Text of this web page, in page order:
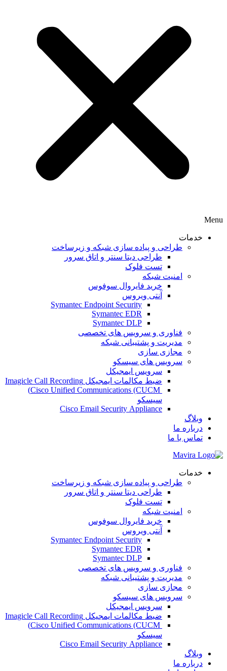
Menu
خدمات
طراحی و پیاده سازی شبکه و زیرساخت
طراحی دیتا سنتر و اتاق سرور
تست فلوک
امنیت شبکه
خرید فایروال سوفوس
آنتی ویروس
Symantec Endpoint Security
Symantec EDR
Symantec DLP
فناوری و سرویس های تخصصی
مدیریت و پشتیبانی شبکه
مجازی سازی
سرویس های سیسکو
سرویس ایمجیکل
ضبط مکالمات ایمجیکل Imagicle Call Recording
Cisco Unified Communications (CUCM)
سیسکو
Cisco Email Security Appliance
وبلاگ
درباره ما
تماس با ما
خدمات
طراحی و پیاده سازی شبکه و زیرساخت
طراحی دیتا سنتر و اتاق سرور
تست فلوک
امنیت شبکه
خرید فایروال سوفوس
آنتی ویروس
Symantec Endpoint Security
Symantec EDR
Symantec DLP
فناوری و سرویس های تخصصی
مدیریت و پشتیبانی شبکه
مجازی سازی
سرویس های سیسکو
سرویس ایمجیکل
ضبط مکالمات ایمجیکل Imagicle Call Recording
Cisco Unified Communications (CUCM)
سیسکو
Cisco Email Security Appliance
وبلاگ
درباره ما